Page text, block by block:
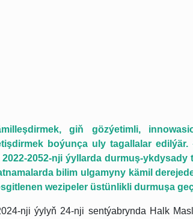
giň gözýetimli,
boýunça uly tagallalar edilýär.
2052-nji ýyllarda durmuş-ykdysady
bilim ulgamyny kämil
wezipeler üstünlikli durmuşa
nji ýylyň 24-nji sentýabrynda Halk